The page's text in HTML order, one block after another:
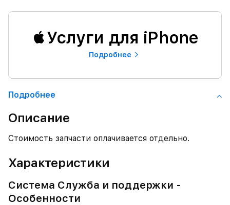
Услуги для iPhone
Подробнее
Подробнее
Описание
Стоимость запчасти оплачивается отдельно.
Характеристики
Система Служба и поддержки -
Особенности